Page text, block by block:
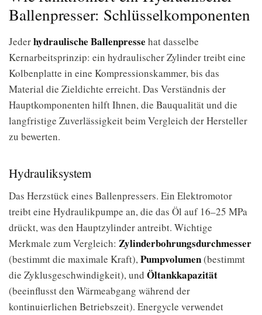
Ballenpresser: Schlüsselkomponenten
Jederhydraulische Ballenpresse hat dasselbe
Kernarbeitsprinzip: ein hydraulischer Zylinder treibt eine
Kolbenplatte in eine Kompressionskammer, bis das
Material die Zieldichte erreicht. Das Verständnis der
Hauptkomponenten hilft Ihnen, die Bauqualität und die
langfristige Zuverlässigkeit beim Vergleich der Hersteller
zu bewerten.
Hydrauliksystem
Das Herzstück eines Ballenpressers. Ein Elektromotor
treibt eine Hydraulikpumpe an, die das Öl auf 16–25 MPa
drückt, was den Hauptzylinder antreibt. Wichtige
Merkmale zum Vergleich: Zylinderbohrungsdurchmesser
(bestimmt die maximale Kraft),Pumpvolumen(bestimmt
die Zyklusgeschwindigkeit), und Öltankkapazität
(beeinflusst den Wärmeabgang während der
kontinuierlichen Betriebszeit). Energycle verwendet